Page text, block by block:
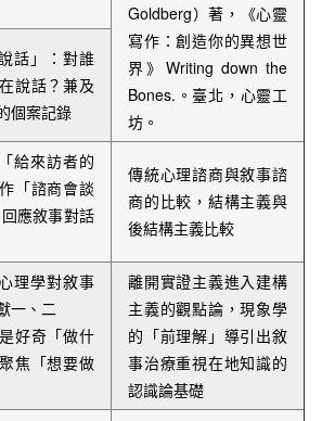
Goldberg）著，《心靈
寫作：創造你的異想世
界》Writing down the
Bones.。臺北，心靈工
坊。
話」：對誰
說話？兼及
個案記錄
給來訪者的
「諮商會談
回應敘事對話
傳統心理諮商與敘事諮
商的比較，結構主義與
後結構主義比較
理學對敘事
一、二
好奇「做什
焦「想要做
離開實證主義進入建構
主義的觀點論，現象學
的「前理解」導引出敘
事治療重視在地知識的
認識論基礎